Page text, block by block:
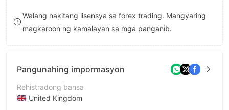
8
9
8
9
Walang nakitang lisensya sa forex trading. Mangyaring
magkaroon ng kamalayan sa mga panganib.
Pangunahing impormasyon
Rehistradong bansa
United Kingdom